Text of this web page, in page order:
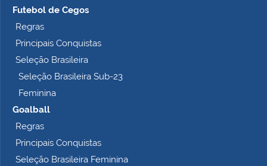
Futebol de Cegos
Regras
Principais Conquistas
Seleção Brasileira
Seleção Brasileira Sub-23
Feminina
Goalball
Regras
Principais Conquistas
Seleção Brasileira Feminina